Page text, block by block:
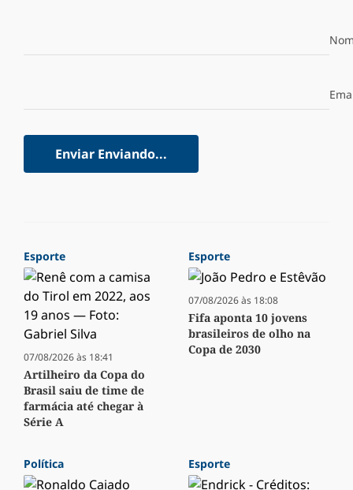
Enviar Enviando...
Esporte
07/08/2026 às 18:41
Artilheiro da Copa do
Brasil saiu de time de
farmácia até chegar à
Série A
Esporte
07/08/2026 às 18:08
Fifa aponta 10 jovens
brasileiros de olho na
Copa de 2030
Política Esporte